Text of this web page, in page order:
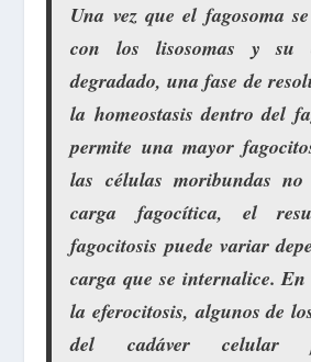
Una vez que el fagosoma
con los lisosomas y su
degradado, una fase de
la homeostasis dentro del
permite una mayor
las células moribundas
carga fagocítica, el
fagocitosis puede variar
carga que se internalice.
la eferocitosis, algunos de
del cadáver celular